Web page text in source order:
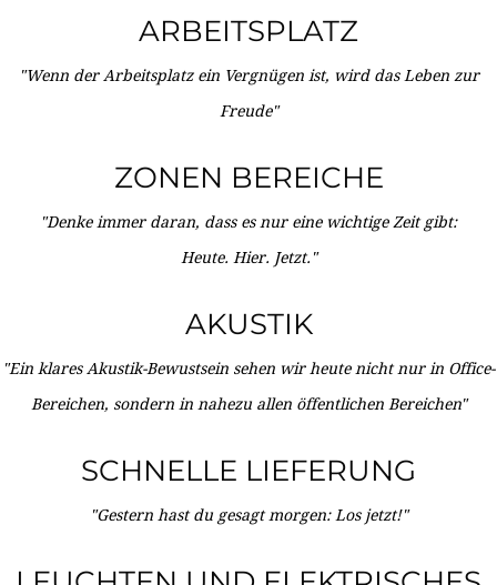
ARBEITSPLATZ
"Wenn der Arbeitsplatz ein Vergnügen ist, wird das Leben zur
Freude"
ZONEN BEREICHE
"Denke immer daran, dass es nur eine wichtige Zeit gibt:
Heute. Hier. Jetzt."
AKUSTIK
"Ein klares Akustik-Bewustsein sehen wir heute nicht nur in Office-
Bereichen, sondern in nahezu allen öffentlichen Bereichen"
SCHNELLE LIEFERUNG
"Gestern hast du gesagt morgen: Los jetzt!"